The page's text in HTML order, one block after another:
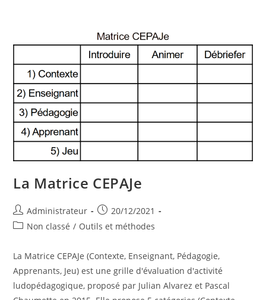
La Matrice CEPAJe
Auteur/autrice
de
Administrateur
Publication
publiée :
20/12/2021
PostNon classé / Outils et méthodes
La Matrice CEPAJe (Contexte, Enseignant, Pédagogie,
Apprenants, Jeu) est une grille d'évaluation d'activité
ludopédagogique, proposé par Julian Alvarez et Pascal